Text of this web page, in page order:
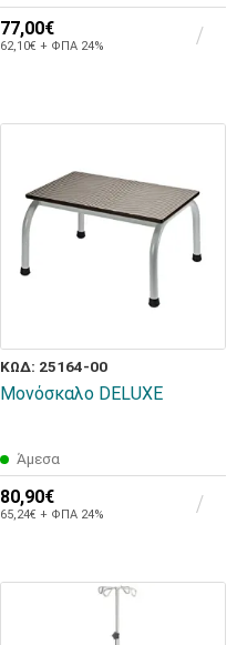
77,00€
62,10€ + ΦΠΑ 24%
ΚΩΔ: 25164-00
Μονόσκαλο DELUXE
Άμεσα
80,90€
65,24€ + ΦΠΑ 24%